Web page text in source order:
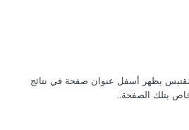
يظهر أسفل عنوان صفحة في نتائج
بتلك الصفحة..